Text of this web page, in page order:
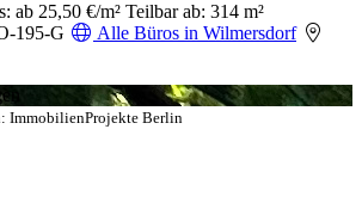
ab 25,50 €/m² Teilbar ab: 314 m²
195-G
Alle Büros in Wilmersdorf
ImmobilienProjekte Berlin